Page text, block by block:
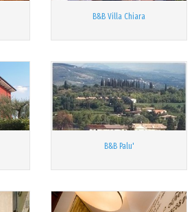
B&B Villa Chiara
B&B Palu'